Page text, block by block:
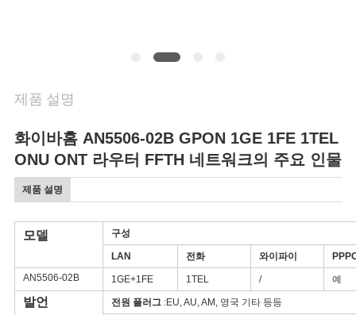
용
문
을
요
하
세
제품 설명
화이바홈 AN5506-02B GPON 1GE 1FE 1TEL
ONU ONT 라우터 FFTH 네트워크의 주요 인물
제품 설명
모델 구성
LAN 전화 와이파이
AN5506-02B
1GE+1FE 1TEL / 예
발언 전원 플러그:EU, AU, AM, 영국 기타 등등